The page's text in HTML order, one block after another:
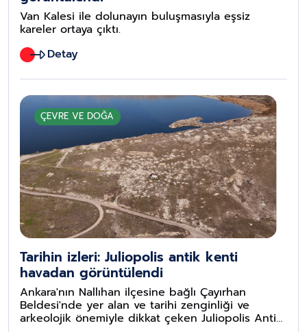
Van Kalesi ile dolunayın buluşmasıyla eşsiz
kareler ortaya çıktı.
Detay
ÇEVRE VE DOĞA
Tarihin izleri: Juliopolis antik kenti
havadan görüntülendi
Ankara'nın Nallıhan ilçesine bağlı Çayırhan
Beldesi'nde yer alan ve tarihi zenginliği ve
arkeolojik önemiyle dikkat çeken Juliopolis Antik